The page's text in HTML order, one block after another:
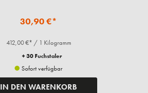
30,90 €*
412,00 €* / 1 Kilogramm
+ 30 Fuchstaler
Sofort verfügbar
IN DEN WARENKORB